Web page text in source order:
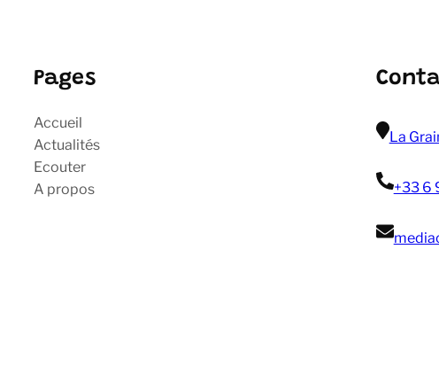
Pages
Accueil
Actualités
Ecouter
A propos
La
+33 6